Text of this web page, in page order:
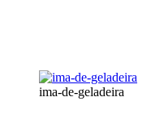
ima-de-geladeira